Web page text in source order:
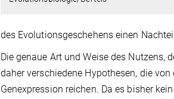
des Evolutionsgeschehens einen
Die genaue Art und Weise des Nutzens,
daher verschiedene Hypothesen, die
Genexpression reichen. Da es bisher